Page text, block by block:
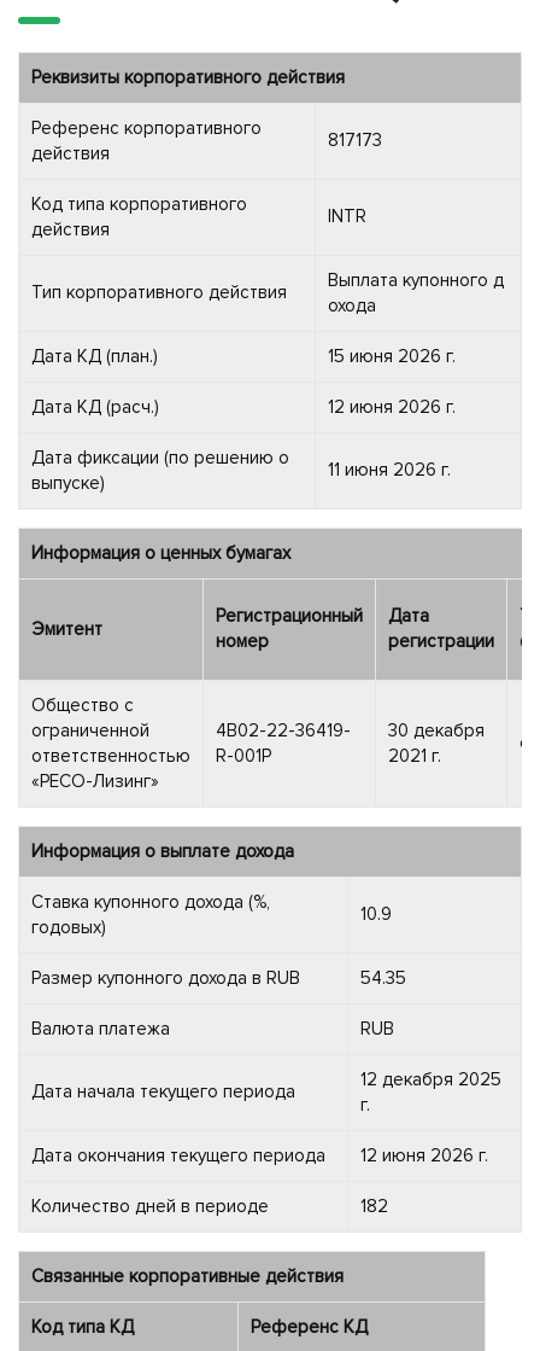
Реквизиты корпоративного действия
Референс корпоративного
действия
817173
Код типа корпоративного
действия
INTR
Тип корпоративного действия
Выплата купонного д
охода
Дата КД (план.) 15 июня 2026 г.
Дата КД (расч.) 12 июня 2026 г.
Дата фиксации (по решению о
выпуске)
11 июня 2026 г.
Информация о ценных бумагах
Эмитент
Регистрационный
номер
Дата
регистрации
Общество с
ограниченной
ответственностью
«РЕСО-Лизинг»
4B02-22-36419-
R-001P
30 декабря
2021 г.
Информация о выплате дохода
Ставка купонного дохода (%,
годовых)
10.9
Размер купонного дохода в RUB 54.35
Валюта платежа RUB
Дата начала текущего периода
12 декабря 2025
г.
Дата окончания текущего периода 12 июня 2026 г.
Количество дней в периоде 182
Связанные корпоративные действия
Код типа КД Референс КД